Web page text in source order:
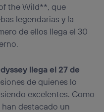
the Wild**, que
legendarias y la
de ellos llega el 30
llega el 27 de
de quienes lo
excelentes. Como
destacado un